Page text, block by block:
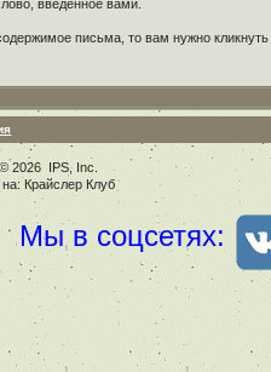
введенное вами.
письма, то вам нужно
2026 IPS, Inc
на: Крайслер Клуб
Мы в соцсетях: